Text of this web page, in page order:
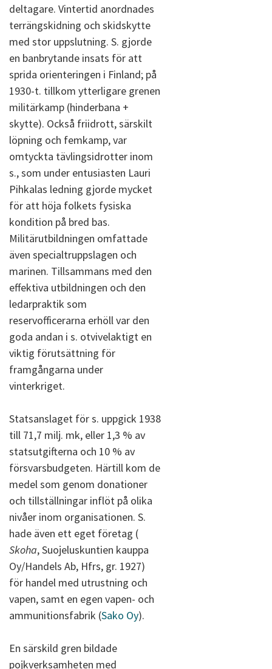
deltagare. Vintertid anordnades
terrängskidning och skidskytte
med stor uppslutning. S. gjorde
en banbrytande insats för att
sprida orienteringen i Finland; på
1930-t. tillkom ytterligare grenen
militärkamp (hinderbana +
skytte). Också friidrott, särskilt
löpning och femkamp, var
omtyckta tävlingsidrotter inom
s., som under entusiasten Lauri
Pihkalas ledning gjorde mycket
för att höja folkets fysiska
kondition på bred bas.
Militärutbildningen omfattade
även specialtruppslagen och
marinen. Tillsammans med den
effektiva utbildningen och den
ledarpraktik som
reservofficerarna erhöll var den
goda andan i s. otvivelaktigt en
viktig förutsättning för
framgångarna under
vinterkriget.
Statsanslaget för s. uppgick 1938
till 71,7 milj. mk, eller 1,3 % av
statsutgifterna och 10 % av
försvarsbudgeten. Härtill kom de
medel som genom donationer
och tillställningar inflöt på olika
nivåer inom organisationen. S.
hade även ett eget företag (
Skoha, Suojeluskuntien kauppa
Oy/Handels Ab, Hfrs, gr. 1927)
för handel med utrustning och
vapen, samt en egen vapen- och
ammunitionsfabrik (Sako Oy).
En särskild gren bildade
pojkverksamheten med